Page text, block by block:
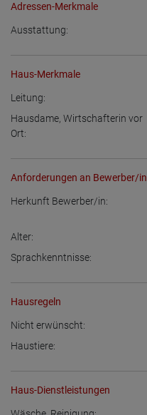
Adressen-Merkmale
Ausstattung:
Haus-Merkmale
Leitung:
Hausdame, Wirtschafterin vor
Ort:
Anforderungen an Bewerber/in
Herkunft Bewerber/in:
Alter:
Sprachkenntnisse:
Hausregeln
Nicht erwünscht:
Haustiere:
Haus-Dienstleistungen